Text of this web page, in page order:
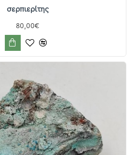
σερπιερίτης
80,00€